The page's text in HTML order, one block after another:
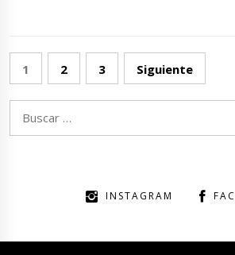
Paginación
de
entradas
1 2 3 Siguiente
INSTAGRAM